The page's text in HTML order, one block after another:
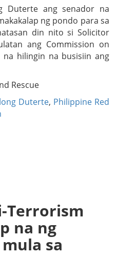
Duterte ang senador na
ng pondo para sa
din nito si Solicitor
ang Commission on
na hilingin na busisiin ang
Rescue
Duterte, Philippine Red
Terrorism
na ng
sa